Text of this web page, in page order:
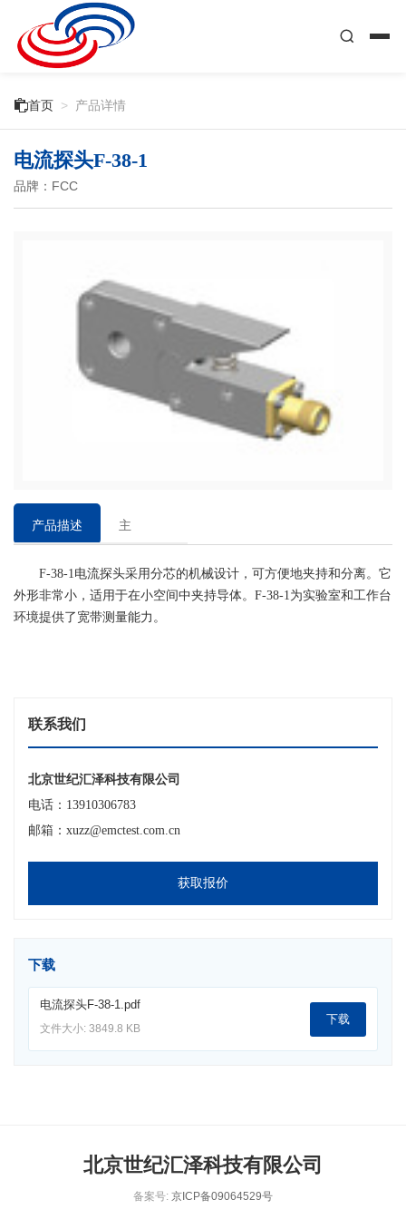
首页 > 产品详情
电流探头F-38-1
品牌：FCC
产品描述
主
特
点
F-38-1电流探头采用分芯的机械设计，可方便地夹持和分离。它
外形非常小，适用于在小空间中夹持导体。F-38-1为实验室和工作台
环境提供了宽带测量能力。
联系我们
北京世纪汇泽科技有限公司
电话：13910306783
邮箱：xuzz@emctest.com.cn
获取报价
下载
电流探头F-38-1.pdf
文件大小: 3849.8 KB
下载
北京世纪汇泽科技有限公司
备案号: 京ICP备09064529号